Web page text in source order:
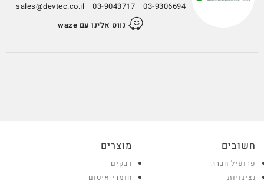
03-9306694
03-9043717
sales@devtec.co.il
נווט אלינו עם waze
חשובים
פרופיל חברה
נציגויות
מוצרים
דבקים
חומרי איטום